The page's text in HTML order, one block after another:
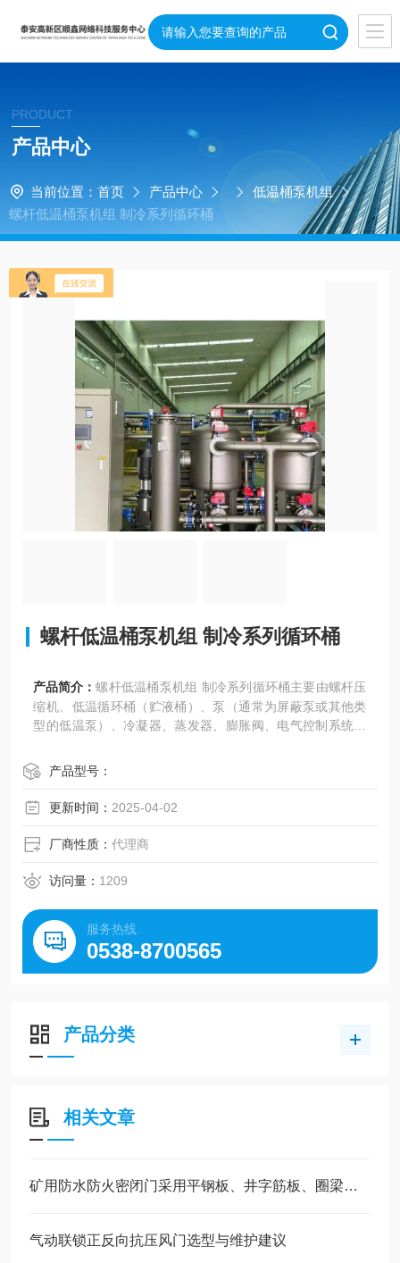
PRODUCT
产品中心
当前位置： 首页 产品中心
低温桶泵机组
螺杆低温桶泵机组 制冷系列循环桶
螺杆低温桶泵机组 制冷系列循环桶
产品简介：螺杆低温桶泵机组 制冷系列循环桶主要由螺杆压
缩机、低温循环桶（贮液桶）、泵（通常为屏蔽泵或其他类
型的低温泵）、冷凝器、蒸发器、膨胀阀、电气控制系统以
产品型号：
更新时间： 2025-04-02
厂商性质：代理商
访问量： 1209
服务热线
0538-8700565
产品分类
相关文章
矿用防水防火密闭门采用平钢板、井字筋板、圈梁等组焊而成
气动联锁正反向抗压风门选型与维护建议